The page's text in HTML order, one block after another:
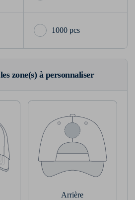
1000 pcs
zone(s) à personnaliser
Arrière